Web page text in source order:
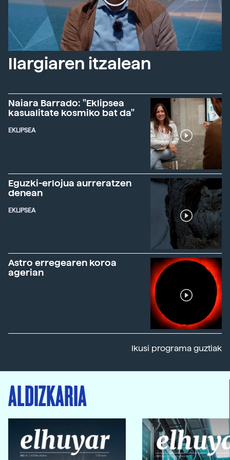
Ilargiaren itzalean
Naiara Barrado: "Eklipsea
kasualitate kosmiko bat da"
EKLIPSEA
Eguzki-erlojua aurreratzen
denean
EKLIPSEA
Astro erregearen koroa
agerian
Ikusi programa guztiak
ALDIZKARIA